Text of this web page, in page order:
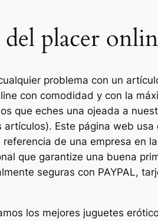
placer
problema con un
con comodidad y con la
que eches una ojeada a
Este página web usa
de una empresa en
que garantize una buena
seguras con PAYPAL,
los mejores juguetes